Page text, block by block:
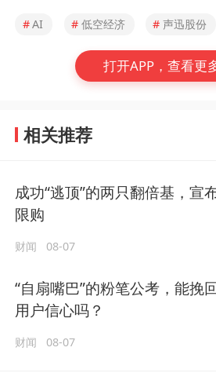
#AI # 低空经济 # 声迅股份
打开APP，查看更
相关推荐
成功“逃顶”的两只翻倍基，宣
限购
财闻 08-07
“自扇嘴巴”的粉笔公考，能挽
用户信心吗？
财闻 08-07